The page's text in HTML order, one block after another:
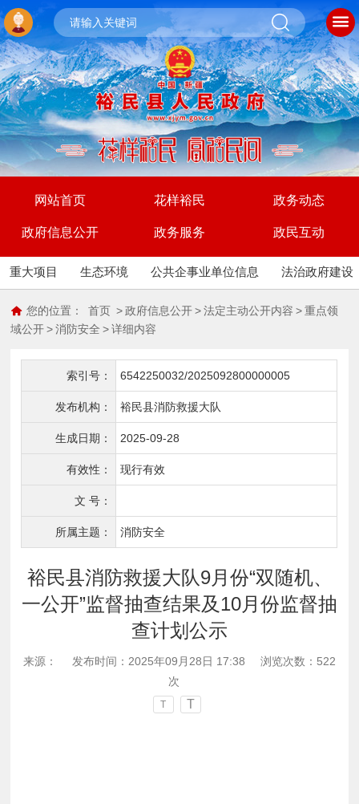
网站首页 花样裕民 政务动态
政府信息公开 政务服务 政民互动
重大项目 生态环境 公共企事业单位信息 法治政府建设
您的位置： 首页 > 政府信息公开 > 法定主动公开内容 > 重点领
域公开 > 消防安全 > 详细内容
索引号： 6542250032/2025092800000005
发布机构： 裕民县消防救援大队
生成日期： 2025-09-28
有效性： 现行有效
文 号：
所属主题： 消防安全
裕民县消防救援大队9月份“双随机、
一公开”监督抽查结果及10月份监督抽
查计划公示
来源： 发布时间：2025年09月28日 17:38 浏览次数： 522
次
T T